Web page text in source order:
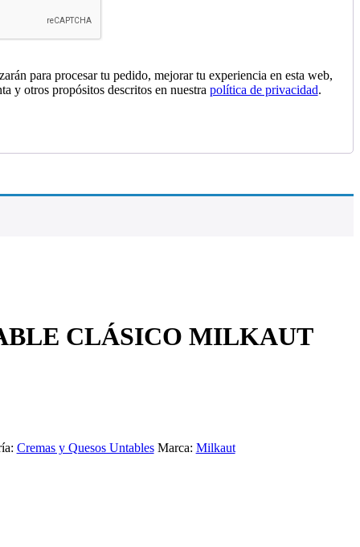
para procesar tu pedido, mejorar tu experiencia en esta web,
y otros propósitos descritos en nuestra política de privacidad.
CLÁSICO MILKAUT
Cremas y Quesos Untables Marca: Milkaut